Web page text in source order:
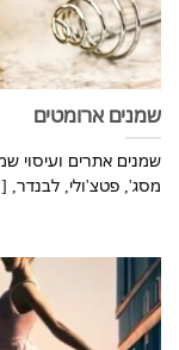
שמנים ארומטים
שמנים אתרים ועיסוי
מסג', פטצ'ולי, לבנדר,